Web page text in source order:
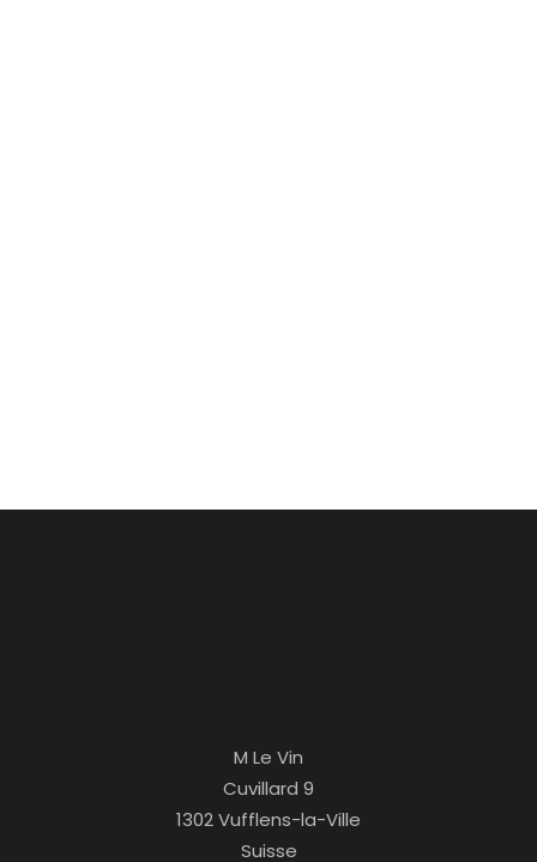
M Le Vin
Cuvillard 9
1302 Vufflens-la-Ville
Suisse